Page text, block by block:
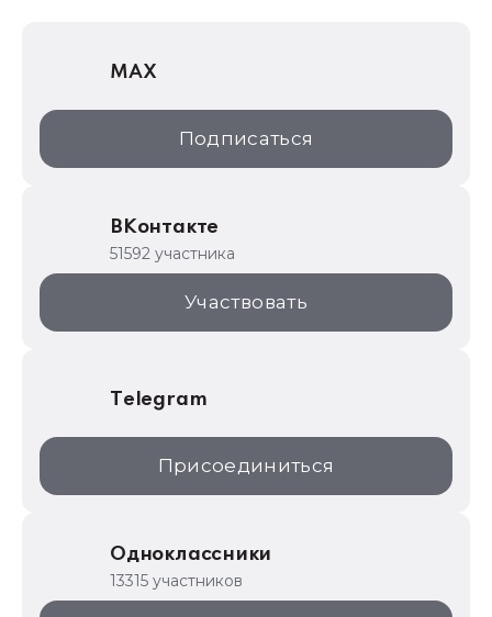
1С:Дистрибьюция
1С:Образование
ИТС.1C.ru
1С:Торговая площадка
MAX
Подписаться
ВКонтакте
51592 участника
Участвовать
Telegram
Присоединиться
Одноклассники
13315 участников